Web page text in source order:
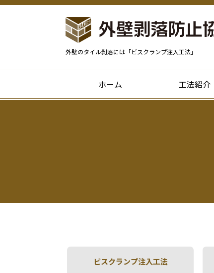
外壁のタイル剥落には「ビスクランプ注入工法」
ホーム 工法紹介
ビスクランプ注入工法